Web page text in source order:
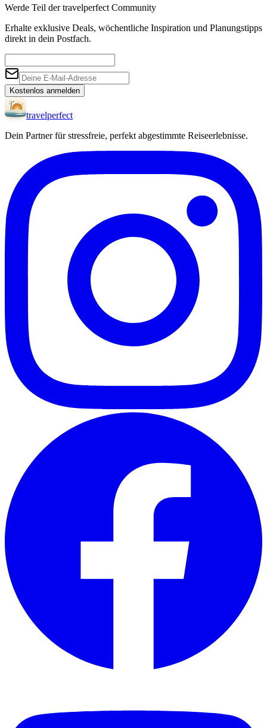
Werde Teil der travelperfect Community
Erhalte exklusive Deals, wöchentliche Inspiration und Planungstipps
direkt in dein Postfach.
Kostenlos anmelden
travelperfect
Dein Partner für stressfreie, perfekt abgestimmte Reiseerlebnisse.